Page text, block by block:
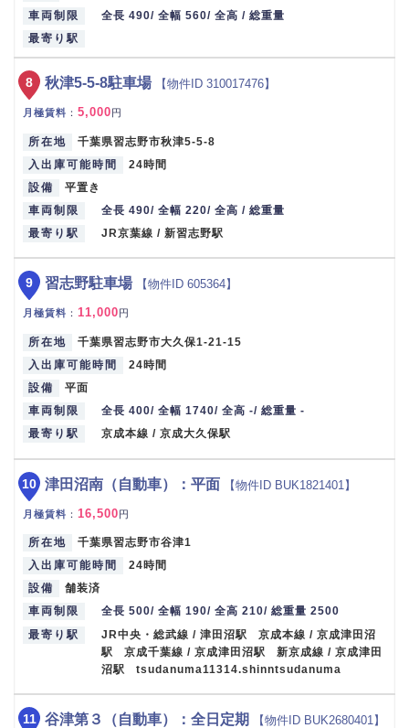
車両制限
全長 490/ 全幅 560/ 全高 / 総重量
最寄り駅
秋津5-5-8駐車場 【物件ID 310017476】
月極賃料 ： 5,000円
所在地
千葉県習志野市秋津5-5-8
入出庫可能時間
24時間
設備
平置き
車両制限
全長 490/ 全幅 220/ 全高 / 総重量
最寄り駅
JR京葉線 / 新習志野駅
8
習志野駐車場 【物件ID 605364】
月極賃料 ： 11,000 円
所在地
千葉県習志野市大久保1-21-15
入出庫可能時間
24時間
設備
平面
車両制限
全長 400/ 全幅 1740/ 全高 -/ 総重量 -
最寄り駅
京成本線 / 京成大久保駅
9
津田沼南（自動車）：平面 【物件ID BUK1821401】
月極賃料 ： 16,500円
所在地
千葉県習志野市谷津1
入出庫可能時間
24時間
設備
舗装済
車両制限
全長 500/ 全幅 190/ 全高 210/ 総重量 2500
最寄り駅
JR中央・総武線 / 津田沼駅 京成本線 / 京成津田沼
駅 京成千葉線 / 京成津田沼駅 新京成線 / 京成津田
沼駅 tsudanuma11314.shinntsudanuma
10
谷津第３（自動車）：全日定期 【物件ID BUK2680401】
11